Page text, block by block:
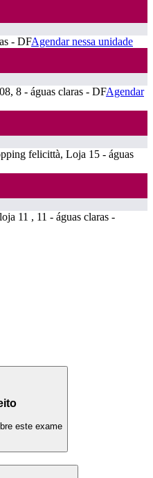
- DFAgendar nessa unidade
8 - águas claras - DFAgendar
felicittà, Loja 15 - águas
11 , 11 - águas claras -
este exame